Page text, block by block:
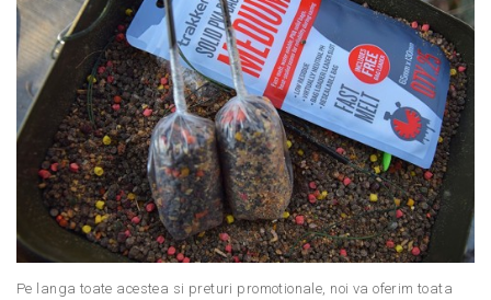
Pe langa toate acestea si preturi promotionale, noi va oferim toata